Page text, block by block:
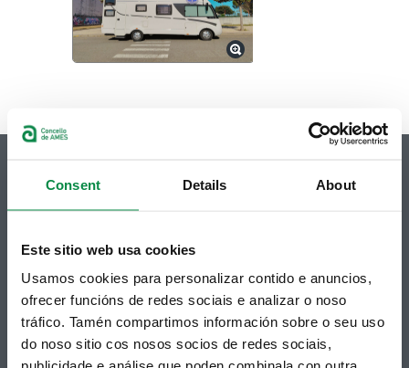
Consent Details About
Este sitio web usa cookies
Usamos cookies para personalizar contido e anuncios,
ofrecer funcións de redes sociais e analizar o noso
tráfico. Tamén compartimos información sobre o seu uso
do noso sitio cos nosos socios de redes sociais,
Praza do Concello, 2 |15220
Bertamiráns (Ames)
Telf 981 883 002 | Fax 981 883 925
Subscrición boletíns